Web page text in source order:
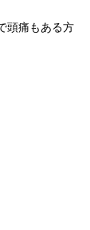
頭痛もある方